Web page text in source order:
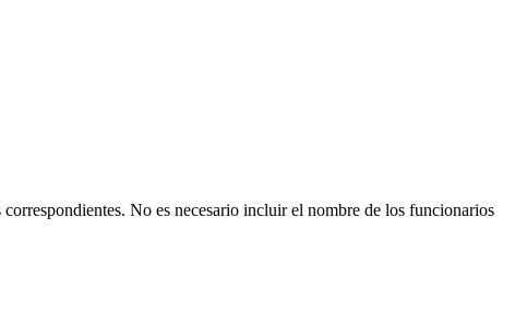
No es necesario incluir el nombre de los funcionarios